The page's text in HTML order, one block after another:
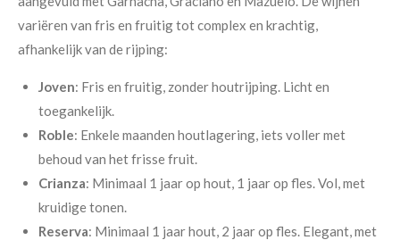
variëren van fris en fruitig tot complex en krachtig,
afhankelijk van de rijping:
Joven: Fris en fruitig, zonder houtrijping. Licht en
toegankelijk.
Roble: Enkele maanden houtlagering, iets voller met
behoud van het frisse fruit.
Crianza: Minimaal 1 jaar op hout, 1 jaar op fles. Vol, met
kruidige tonen.
Reserva: Minimaal 1 jaar hout, 2 jaar op fles. Elegant, met